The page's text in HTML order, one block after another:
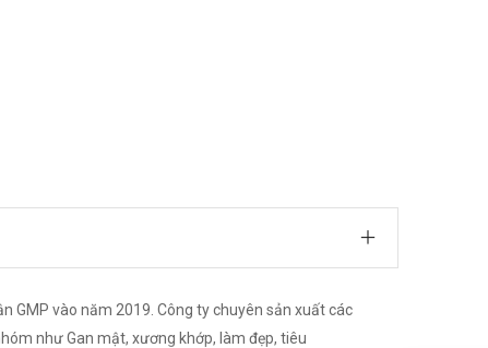
GMP vào năm 2019. Công ty chuyên sản xuất các
như Gan mật, xương khớp, làm đẹp, tiêu